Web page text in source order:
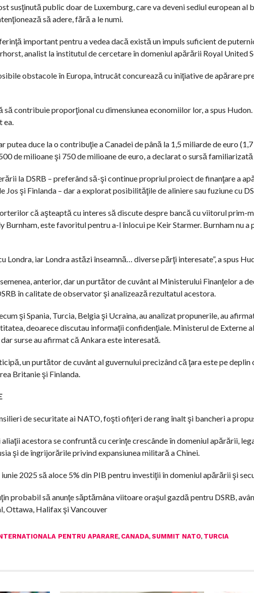
susţinută public doar de Luxemburg, care va deveni sediul european al
să adere, fără a le numi.
important pentru a vedea dacă există un impuls suficient de
analist la institutul de cercetare în domeniul apărării Royal United
obstacole în Europa, întrucât concurează cu iniţiative de apărare
contribuie proporţional cu dimensiunea economiilor lor, a spus
ea.
duce la o contribuţie a Canadei de până la 1,5 miliarde de euro
de milioane şi 750 de milioane de euro, a declarat o sursă
la DSRB – preferând să-şi continue propriul proiect de finanţare a
şi Finlanda – dar a explorat posibilităţile de aliniere sau fuziune cu
că aşteaptă cu interes să discute despre bancă cu viitorul prim-
Burnham, este favoritul pentru a-l înlocui pe Keir Starmer. Burnham nu
Londra, iar Londra ⁠astăzi înseamnă… diverse părţi interesate”, a spus
anterior, dar un purtător de cuvânt al Ministerului Finanţelor a
în calitate de observator şi analizează rezultatul acestora.
şi Spania, Turcia, Belgia şi Ucraina, au analizat propunerile, au
deoarece discutau informaţii confidenţiale. Ministerul de Externe
surse au afirmat că Ankara este interesată.
un purtător de cuvânt al guvernului precizând că ţara este pe
Britanie şi Finlanda.
de securitate ai NATO, foşti ofiţeri de rang înalt şi bancheri a
acestora se confruntă cu cerinţe crescânde în domeniul apărării,
şi de îngrijorările privind expansiunea militară a Chinei.
2025 să aloce 5% din PIB pentru investiţii în domeniul apărării şi
probabil să anunţe săptămâna viitoare oraşul gazdă pentru DSRB,
Ottawa, Halifax şi Vancouver
PENTRU APARARE, CANADA, SUMMIT NATO, TURCIA